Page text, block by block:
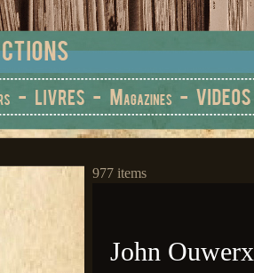
977 items
John Ouwerx